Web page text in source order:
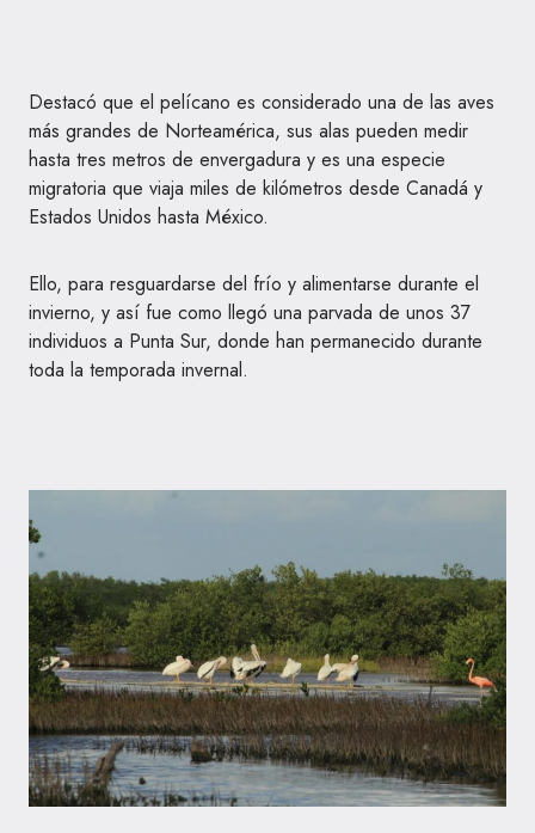
Destacó que el pelícano es considerado una de las aves
más grandes de Norteamérica, sus alas pueden medir
hasta tres metros de envergadura y es una especie
migratoria que viaja miles de kilómetros desde Canadá y
Estados Unidos hasta México.
Ello, para resguardarse del frío y alimentarse durante el
invierno, y así fue como llegó una parvada de unos 37
individuos a Punta Sur, donde han permanecido durante
toda la temporada invernal.